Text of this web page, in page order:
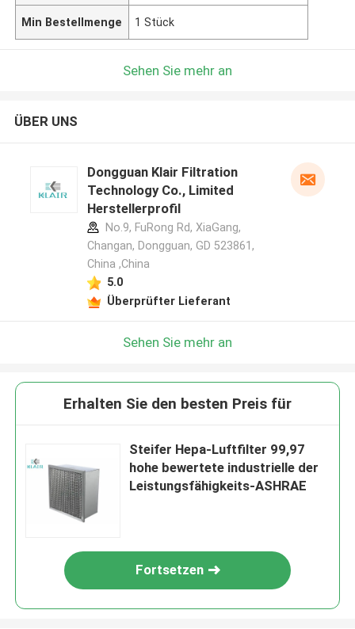
Min Bestellmenge 1 Stück
Sehen Sie mehr an
ÜBER UNS
Dongguan Klair Filtration
Technology Co., Limited
Herstellerprofil
No.9, FuRong Rd, XiaGang,
Changan, Dongguan, GD 523861,
China ,China
5.0
Überprüfter Lieferant
Sehen Sie mehr an
Erhalten Sie den besten Preis für
Steifer Hepa-Luftfilter 99,97
hohe bewertete industrielle der
Leistungsfähigkeits-ASHRAE
Fortsetzen